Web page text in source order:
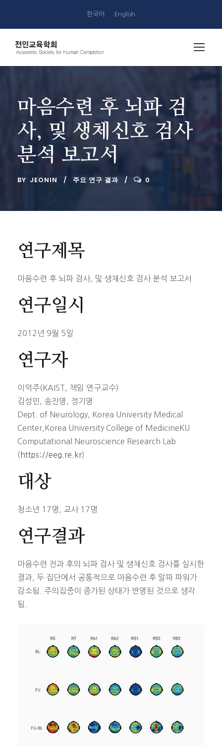
한국어 English
마음수련 후 뇌파 검
사, 및 생체신호 검사
분석 보고서
BY JEONIN 주요 연구 결과 0
연구제목
마음수련 후 뇌파 검사, 및 생체신호 검사 분석 보고서
연구일시
2012년 9월 5일
연구자
이덕주(KAIST, 책임 연구교수)
김성민, 송진영, 정기영
Dept. of Neurology, Korea University Medical
Center,Korea University College of MedicineKU
Computational Neuroscience Research Lab
( https://eeg.re.kr)
대상
청소년 17명, 교사 17명
연구결과
마음수련 전과 후의 뇌파 검사 및 생체신호 검사를 실시한
결과, 두 집단에서 공통적으로 마음수련 후 알파 파워가
감소됨. 주의집중이 증가된 상태가 반영된 것으로 생각
됨.